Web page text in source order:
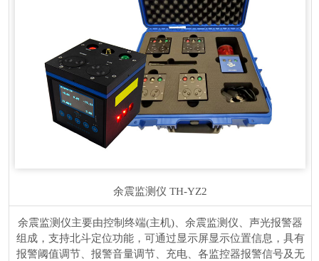
余震监测仪 TH-YZ2
余震监测仪主要由控制终端(主机)、余震监测仪、声光报警器
组成，支持北斗定位功能，可通过显示屏显示位置信息，具有
报警阈值调节、报警音量调节、充电、各监控器报警信号及无